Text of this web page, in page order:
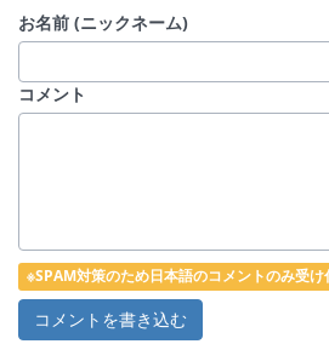
お名前 (ニックネーム)
コメント
※SPAM対策のため日本語のコメントのみ受け